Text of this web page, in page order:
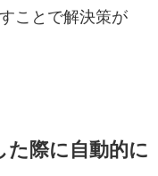
ことで解決策が
た際に自動的に